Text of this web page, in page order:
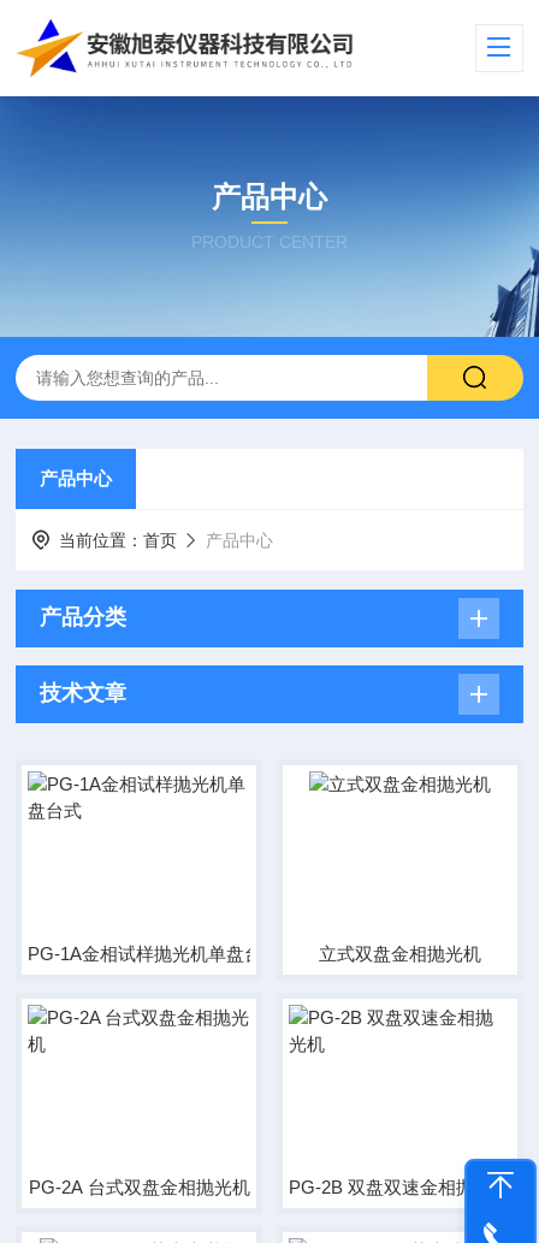
产品中心
PRODUCT CENTER
产品中心
当前位置：首页 产品中心
产品分类
技术文章
PG-1A金相试样抛光机单盘台式 立式双盘金相抛光机
PG-2A 台式双盘金相抛光机 PG-2B 双盘双速金相抛光机